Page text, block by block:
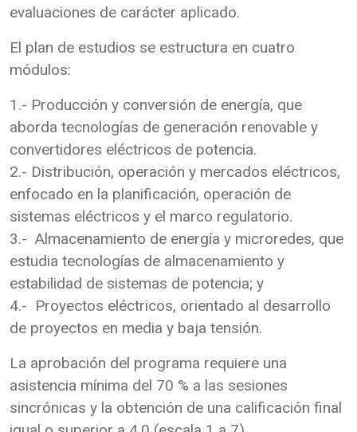
evaluaciones de carácter aplicado.
El plan de estudios se estructura en cuatro
módulos:
1.- Producción y conversión de energía, que
aborda tecnologías de generación renovable y
convertidores eléctricos de potencia.
2.- Distribución, operación y mercados eléctricos,
enfocado en la planificación, operación de
sistemas eléctricos y el marco regulatorio.
3.- Almacenamiento de energía y microredes, que
estudia tecnologías de almacenamiento y
estabilidad de sistemas de potencia; y
4.- Proyectos eléctricos, orientado al desarrollo
de proyectos en media y baja tensión.
La aprobación del programa requiere una
asistencia mínima del 70 % a las sesiones
sincrónicas y la obtención de una calificación final